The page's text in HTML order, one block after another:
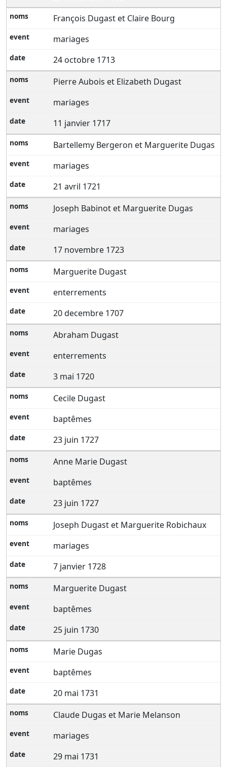
François Dugast et Claire Bourg
mariages
24 octobre 1713
Pierre Aubois et Elizabeth Dugast
mariages
11 janvier 1717
Bartellemy Bergeron et Marguerite Dugas
mariages
21 avril 1721
Joseph Babinot et Marguerite Dugas
mariages
17 novembre 1723
Marguerite Dugast
enterrements
20 decembre 1707
Abraham Dugast
enterrements
3 mai 1720
Cecile Dugast
baptêmes
23 juin 1727
Anne Marie Dugast
baptêmes
23 juin 1727
Joseph Dugast et Marguerite Robichaux
mariages
7 janvier 1728
Marguerite Dugast
baptêmes
25 juin 1730
Marie Dugas
baptêmes
20 mai 1731
Claude Dugas et Marie Melanson
mariages
29 mai 1731